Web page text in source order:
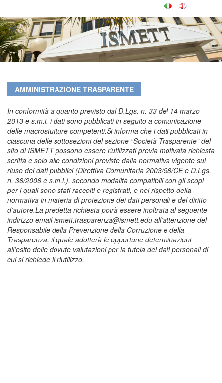
AMMINISTRAZIONE TRASPARENTE
In conformità a quanto previsto dal D.Lgs. n. 33 del 14 marzo
2013 e s.m.i. i dati sono pubblicati in seguito a comunicazione
delle macrostutture competenti.Si informa che i dati pubblicati in
ciascuna delle sottosezioni del sezione “Società Trasparente” del
sito di ISMETT possono essere riutilizzati previa motivata richiesta
scritta e solo alle condizioni previste dalla normativa vigente sul
riuso dei dati pubblici (Direttiva Comunitaria 2003/98/CE e D.Lgs.
n. 36/2006 e s.m.i.), secondo modalità compatibili con gli scopi
per i quali sono stati raccolti e registrati, e nel rispetto della
normativa in materia di protezione dei dati personali e del diritto
d’autore.La predetta richiesta potrà essere inoltrata al seguente
indirizzo email ismett.trasparenza@ismett.edu all’attenzione del
Responsabile della Prevenzione della Corruzione e della
Trasparenza, il quale adotterà le opportune determinazioni
all’esito delle dovute valutazioni per la tutela dei dati personali di
cui si richiede il riutilizzo.